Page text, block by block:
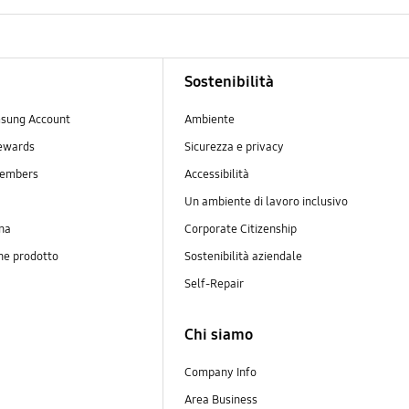
Account
prodotto
Sostenibilità
Ambiente
Sicurezza e privacy
Accessibilità
Un ambiente di lavoro inclusivo
Corporate Citizenship
Sostenibilità aziendale
Self-Repair
Chi siamo
Company Info
Area Business